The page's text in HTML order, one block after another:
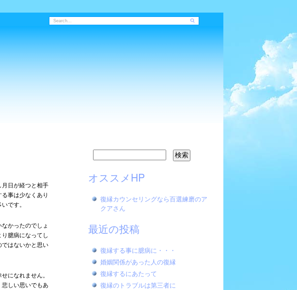
日が経つと相手
事は少なくあり
です。
かったのでしょ
臆病になってし
はないかと思い
になれません。
しい思いでもあ
オススメHP
復縁カウンセリングなら百選練磨のア
クアさん
最近の投稿
復縁する事に臆病に・・・
婚姻関係があった人の復縁
復縁するにあたって
復縁のトラブルは第三者に